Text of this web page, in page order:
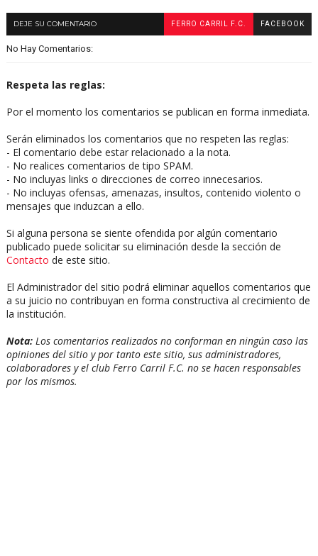
DEJE SU COMENTARIO FERRO CARRIL F.C. FACEBOOK
No Hay Comentarios:
Respeta las reglas:
Por el momento los comentarios se publican en forma inmediata.
Serán eliminados los comentarios que no respeten las reglas:
- El comentario debe estar relacionado a la nota.
- No realices comentarios de tipo SPAM.
- No incluyas links o direcciones de correo innecesarios.
- No incluyas ofensas, amenazas, insultos, contenido violento o
mensajes que induzcan a ello.
Si alguna persona se siente ofendida por algún comentario
publicado puede solicitar su eliminación desde la sección de
Contacto de este sitio.
El Administrador del sitio podrá eliminar aquellos comentarios que
a su juicio no contribuyan en forma constructiva al crecimiento de
la institución.
Nota:Los comentarios realizados no conforman en ningún caso las
opiniones del sitio y por tanto este sitio, sus administradores,
colaboradores y el club Ferro Carril F.C. no se hacen responsables
por los mismos.